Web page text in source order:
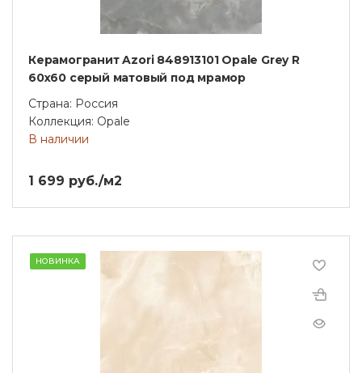
Керамогранит Azori 848913101 Opale Grey R
60x60 серый матовый под мрамор
Страна: Россия
Коллекция: Opale
В наличии
1 699 руб./м2
НОВИНКА